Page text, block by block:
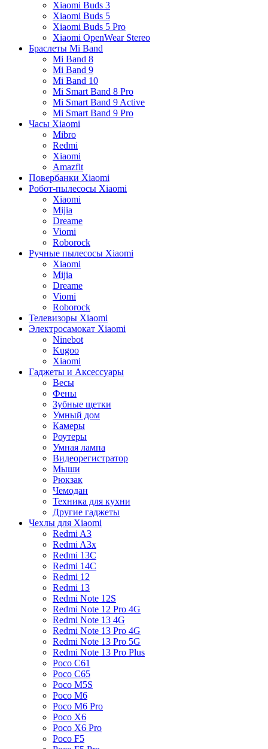
Xiaomi Buds 3
Xiaomi Buds 5
Xiaomi Buds 5 Pro
Xiaomi OpenWear Stereo
Браслеты Mi Band
Mi Band 8
Mi Band 9
Mi Band 10
Mi Smart Band 8 Pro
Mi Smart Band 9 Active
Mi Smart Band 9 Pro
Часы Xiaomi
Mibro
Redmi
Xiaomi
Amazfit
Повербанки Xiaomi
Робот-пылесосы Xiaomi
Xiaomi
Mijia
Dreame
Viomi
Roborock
Ручные пылесосы Xiaomi
Xiaomi
Mijia
Dreame
Viomi
Roborock
Телевизоры Xiaomi
Электросамокат Xiaomi
Ninebot
Kugoo
Xiaomi
Гаджеты и Аксессуары
Весы
Фены
Зубные щетки
Умный дом
Камеры
Роутеры
Умная лампа
Видеорегистратор
Мыши
Рюкзак
Чемодан
Техника для кухни
Другие гаджеты
Чехлы для Xiaomi
Redmi A3
Redmi A3x
Redmi 13C
Redmi 14C
Redmi 12
Redmi 13
Redmi Note 12S
Redmi Note 12 Pro 4G
Redmi Note 13 4G
Redmi Note 13 Pro 4G
Redmi Note 13 Pro 5G
Redmi Note 13 Pro Plus
Poco C61
Poco C65
Poco M5S
Poco M6
Poco M6 Pro
Poco X6
Poco X6 Pro
Poco F5